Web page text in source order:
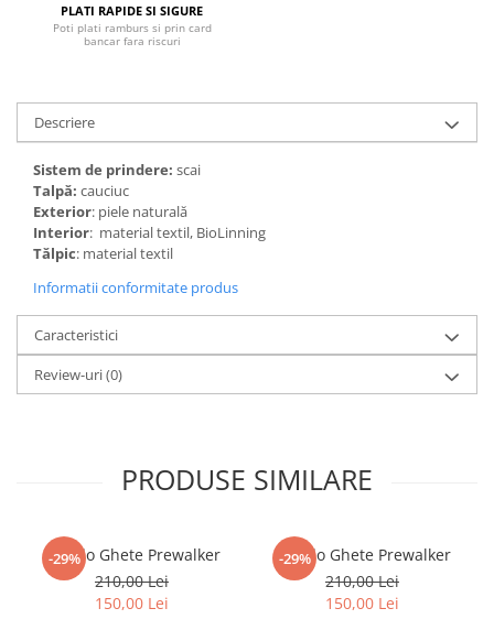
PLATI RAPIDE SI SIGURE
Poti plati ramburs si prin card
bancar fara riscuri
Descriere
Sistem de prindere: scai
Talpă: cauciuc
Exterior: piele naturală
Interior: material textil, BioLinning
Tălpic: material textil
Informatii conformitate produs
Caracteristici
Review-uri(0)
PRODUSE SIMILARE
-29%
Froddo Ghete Prewalker
210,00 Lei
150,00 Lei
-29%
Froddo Ghete Prewalker
210,00 Lei
150,00 Lei